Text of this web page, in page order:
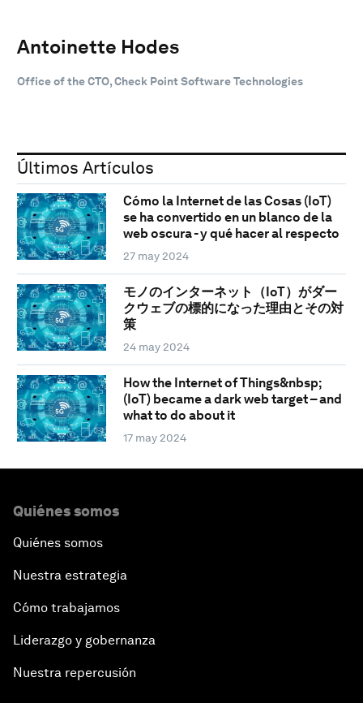
Antoinette Hodes
Office of the CTO, Check Point Software Technologies
Últimos Artículos
Cómo la Internet de las Cosas (IoT)
se ha convertido en un blanco de la
web oscura - y qué hacer al respecto
27 may 2024
モノのインターネット（IoT）がダー
クウェブの標的になった理由とその対
策
24 may 2024
How the Internet of Things&nbsp;
(IoT) became a dark web target – and
what to do about it
17 may 2024
Quiénes somos
Quiénes somos
Nuestra estrategia
Cómo trabajamos
Liderazgo y gobernanza
Nuestra repercusión